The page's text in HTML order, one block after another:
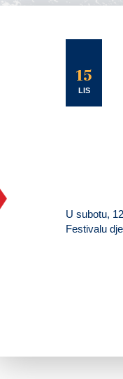
15
LIS
U subotu,
Festivalu